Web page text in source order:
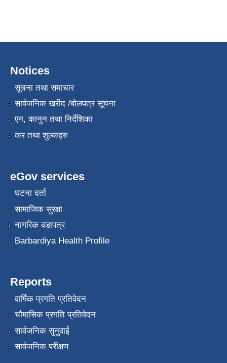
Notices
सूचना तथा समाचार
सार्वजनिक खरीद /बोलपत्र सूचना
एन, कानुन तथा निर्देशिका
कर तथा शुल्कहरु
eGov services
घटना दर्ता
सामाजिक सुरक्षा
नागरिक वडापत्र
Barbardiya Health Profile
Reports
वार्षिक प्रगति प्रतिवेदन
चौमासिक प्रगति प्रतिवेदन
सार्वजनिक सुनुवाई
सार्वजनिक परीक्षण